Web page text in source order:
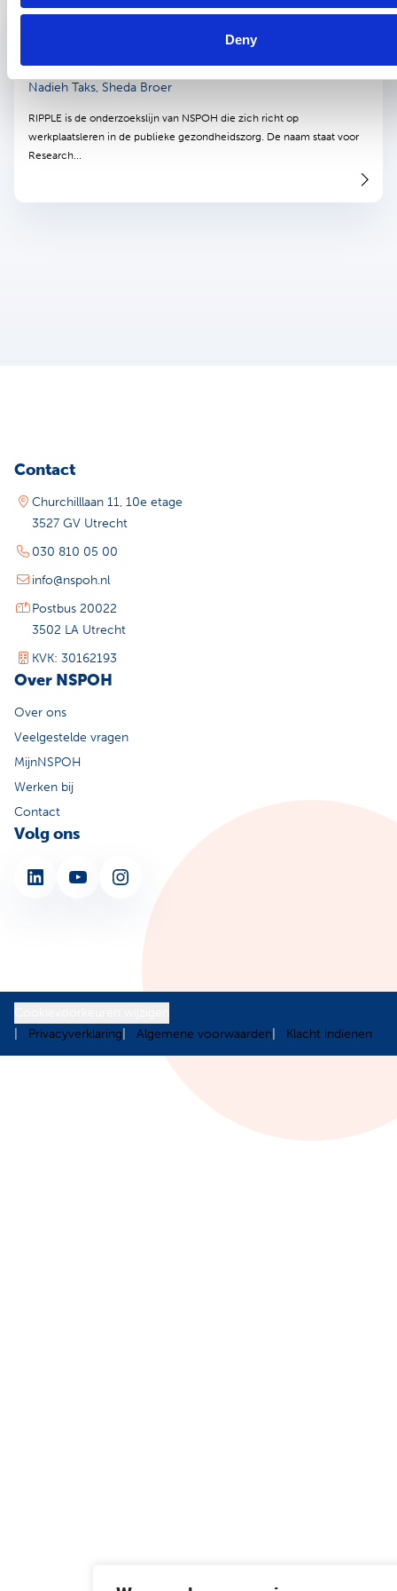
Deny
RIPPLE: Onderzoek naar werkplaatsleren in
de publieke gezondheid
Nadieh Taks, Sheda Broer
Wetenschappelijke publicatie 1 juni 2025
RIPPLE is de onderzoekslijn van NSPOH die zich richt op
werkplaatsleren in de publieke gezondheidszorg. De naam staat voor
Research...
Contact
Churchilllaan 11, 10e etage
3527 GV Utrecht
030 810 05 00
info@nspoh.nl
Postbus 20022
3502 LA Utrecht
KVK: 30162193
Over NSPOH
Over ons
Veelgestelde vragen
MijnNSPOH
Werken bij
Contact
Volg ons
LinkedIn YouTube Instagram
Privacyverklaring
Algemene voorwaarden Klacht indienen